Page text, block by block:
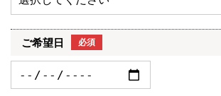
ご希望日 必須